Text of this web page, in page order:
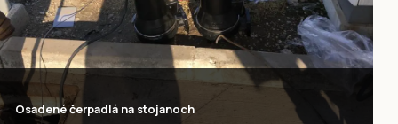
Osadené čerpadlá na stojanoch